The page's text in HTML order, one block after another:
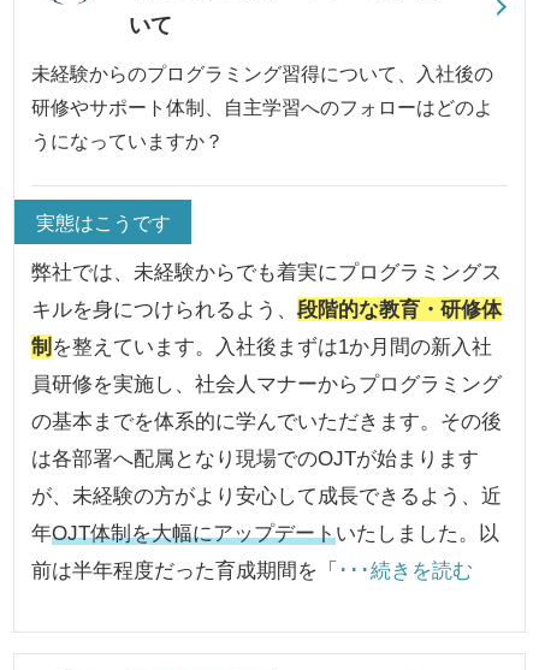
いて
未経験からのプログラミング習得について、入社後の
研修やサポート体制、自主学習へのフォローはどのよ
うになっていますか？
実態はこうです
弊社では、未経験からでも着実にプログラミングス
キルを身につけられるよう、段階的な教育・研修体
制 を整えています。入社後まずは1か月間の新入社
員研修を実施し、社会人マナーからプログラミング
の基本までを体系的に学んでいただきます。その後
は各部署へ配属となり現場でのOJTが始まります
が、未経験の方がより安心して成長できるよう、近
年OJT体制を大幅にアップデートいたしました。以
前は半年程度だった育成期間を「 ･･･続きを読む